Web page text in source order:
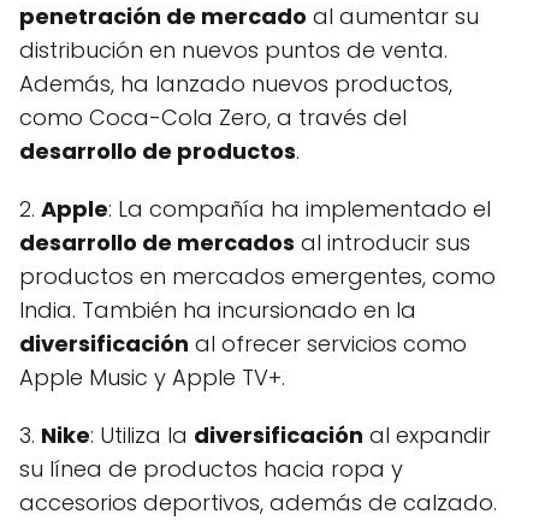
penetración de mercado al aumentar su
distribución en nuevos puntos de venta.
Además, ha lanzado nuevos productos,
como Coca-Cola Zero, a través del
desarrollo de productos.
2. Apple: La compañía ha implementado el
desarrollo de mercados al introducir sus
productos en mercados emergentes, como
India. También ha incursionado en la
diversificación al ofrecer servicios como
Apple Music y Apple TV+.
3. Nike: Utiliza la diversificación al expandir
su línea de productos hacia ropa y
accesorios deportivos, además de calzado.